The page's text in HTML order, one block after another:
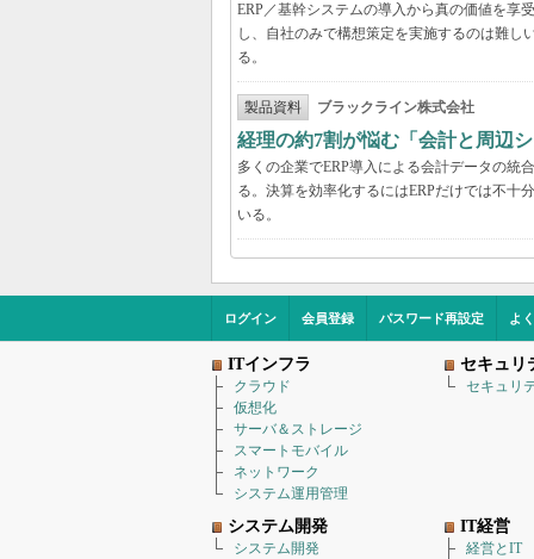
ERP／基幹システムの導入から真の価値を享
し、自社のみで構想策定を実施するのは難
る。
製品資料 ブラックライン株式会社
経理の約7割が悩む「会計と周辺
多くの企業でERP導入による会計データの統
る。決算を効率化するにはERPだけでは不十
いる。
ログイン 会員登録 パスワード再設定 よ
ITインフラ
クラウド
仮想化
サーバ＆ストレージ
スマートモバイル
ネットワーク
システム運用管理
セキュリ
セキュリ
システム開発
システム開発
IT経営
経営とIT